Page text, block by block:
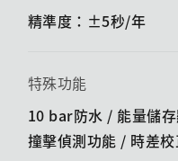
精準度：±5秒/年
特殊功能
10 bar防水 / 能量儲
撞擊偵測功能 / ​​時差